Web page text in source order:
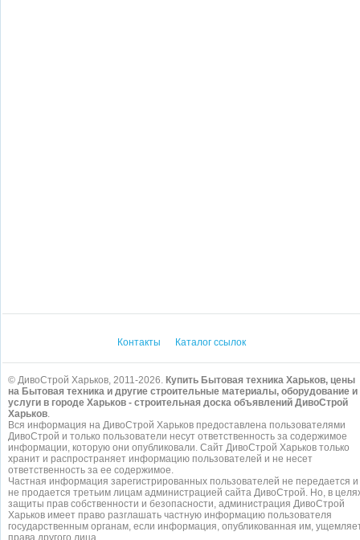
Контакты Каталог ссылок
© ДивоСтрой Харьков, 2011-2026. Купить Бытовая техника Харьков, цены
на Бытовая техника и другие строительные материалы, оборудование и
услуги в городе Харьков - строительная доска объявлений ДивоСтрой
Харьков.
Вся информация на ДивоСтрой Харьков предоставлена пользователями
ДивоСтрой и только пользователи несут ответственность за содержимое
информации, которую они опубликовали. Сайт ДивоСтрой Харьков только
хранит и распространяет информацию пользователей и не несет
ответственность за ее содержимое.
Частная информация зарегистрированных пользователей не передается и
не продается третьим лицам администрацией сайта ДивоСтрой. Но, в
защиты прав собственности и безопасности, администрация ДивоСтрой
Харьков имеет право разглашать частную информацию пользователя
государственным органам, если информация, опубликованная им,
права другого лица.